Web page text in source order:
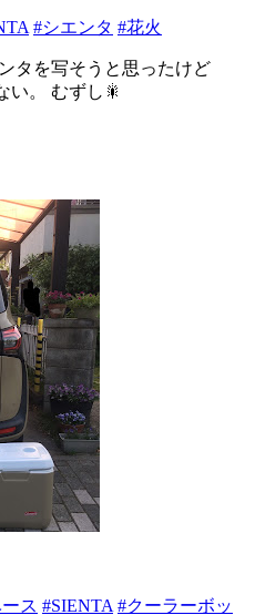
#シエンタ #花火
タを写そうと思ったけど
い。 むずし🎇
ス #SIENTA #クーラーボッ